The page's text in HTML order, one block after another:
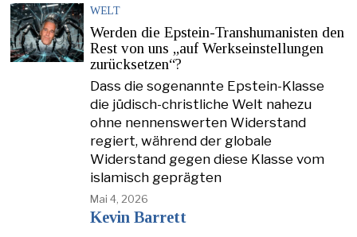
WELT
Werden die Epstein-Transhumanisten den
Rest von uns „auf Werkseinstellungen
zurücksetzen“?
Dass die sogenannte Epstein-Klasse
die jüdisch-christliche Welt nahezu
ohne nennenswerten Widerstand
regiert, während der globale
Widerstand gegen diese Klasse vom
islamisch geprägten
Mai 4, 2026
Kevin Barrett